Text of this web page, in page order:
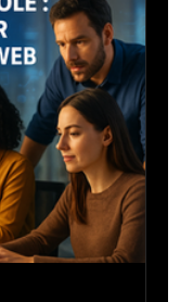
Intelligence
Québec
Expert Wix